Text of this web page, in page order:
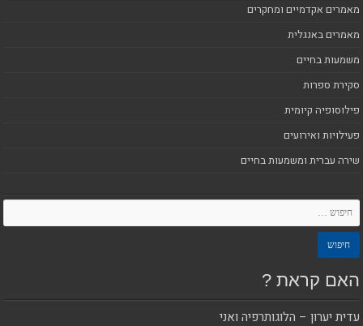
מאמרים אקדמיים ומחקרים
מאמרים באנגלית
משמעות בחיים
סקירת ספרות
פילוסופיה קיומית
פעילויות ואירועים
שירה עברית ומשמעות בחיים
האם קראת ?
עדית יערון – הלוגותרפיה ואני